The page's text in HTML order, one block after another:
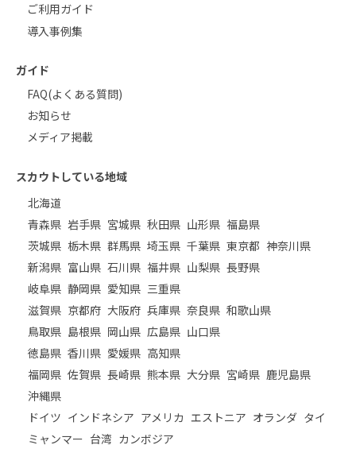
ご利用ガイド
導入事例集
ガイド
FAQ(よくある質問)
お知らせ
メディア掲載
スカウトしている地域
北海道
青森県 岩手県 宮城県 秋田県 山形県 福島県
茨城県 栃木県 群馬県 埼玉県 千葉県 東京都 神奈川県
新潟県 富山県 石川県 福井県 山梨県 長野県
岐阜県 静岡県 愛知県 三重県
滋賀県 京都府 大阪府 兵庫県 奈良県 和歌山県
鳥取県 島根県 岡山県 広島県 山口県
徳島県 香川県 愛媛県 高知県
福岡県 佐賀県 長崎県 熊本県 大分県 宮崎県 鹿児島県
沖縄県
ドイツ インドネシア アメリカ エストニア オランダ タイ
ミャンマー 台湾 カンボジア